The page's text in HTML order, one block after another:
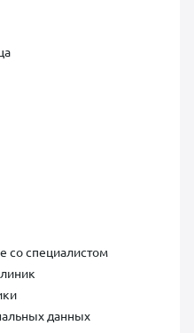
со специалистом
данных